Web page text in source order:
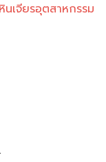
หินเจียรอุตสาหกรรม